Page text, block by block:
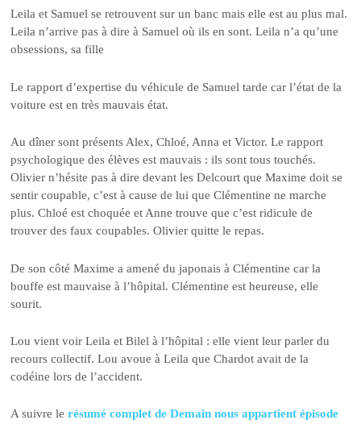
Leila et Samuel se retrouvent sur un banc mais elle est au plus mal.
Leila n’arrive pas à dire à Samuel où ils en sont. Leila n’a qu’une
obsessions, sa fille
Le rapport d’expertise du véhicule de Samuel tarde car l’état de la
voiture est en très mauvais état.
Au dîner sont présents Alex, Chloé, Anna et Victor. Le rapport
psychologique des élèves est mauvais : ils sont tous touchés.
Olivier n’hésite pas à dire devant les Delcourt que Maxime doit se
sentir coupable, c’est à cause de lui que Clémentine ne marche
plus. Chloé est choquée et Anne trouve que c’est ridicule de
trouver des faux coupables. Olivier quitte le repas.
De son côté Maxime a amené du japonais à Clémentine car la
bouffe est mauvaise à l’hôpital. Clémentine est heureuse, elle
sourit.
Lou vient voir Leila et Bilel à l’hôpital : elle vient leur parler du
recours collectif. Lou avoue à Leila que Chardot avait de la
codéine lors de l’accident.
A suivre lerésumé complet de Demain nous appartient épisode